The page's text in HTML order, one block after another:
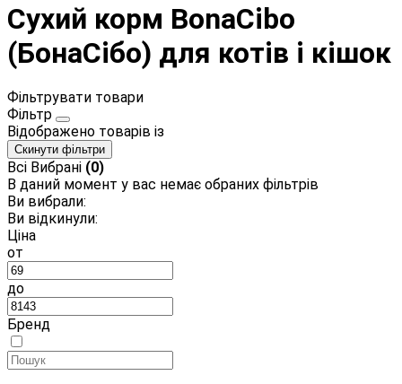
Сухий корм BonaCibo
(БонаСібо) для котів і кішок
Фільтрувати товари
Фільтр
Відображено товарів із
Скинути фільтри
Всі Вибрані (0)
В даний момент у вас немає обраних фільтрів
Ви вибрали:
Ви відкинули:
Ціна
от
до
Бренд